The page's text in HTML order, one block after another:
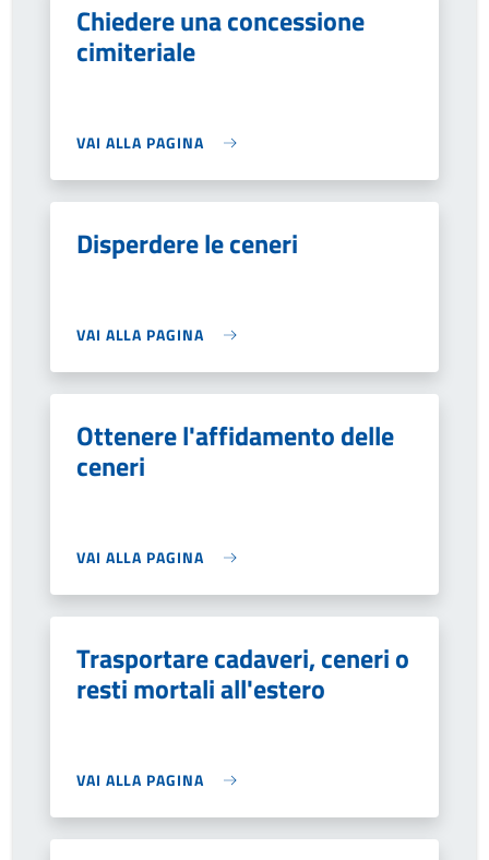
Chiedere una concessione
cimiteriale
VAI ALLA PAGINA
Disperdere le ceneri
VAI ALLA PAGINA
Ottenere l'affidamento delle
ceneri
VAI ALLA PAGINA
Trasportare cadaveri, ceneri o
resti mortali all'estero
VAI ALLA PAGINA